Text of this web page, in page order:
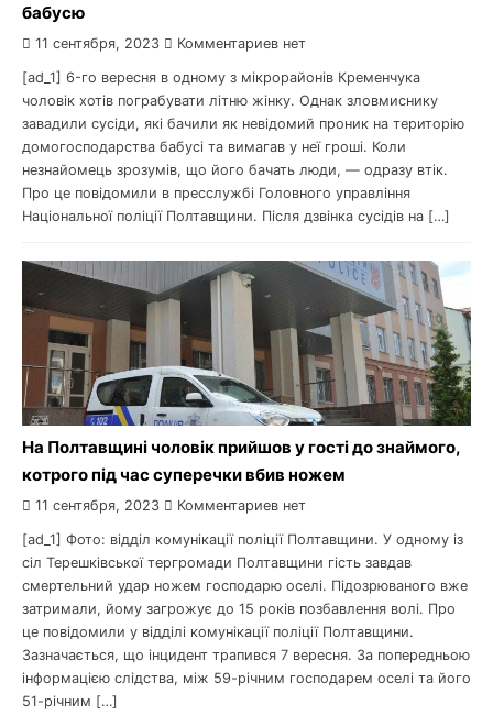
бабусю
11 сентября, 2023 Комментариев нет
[ad_1] 6-го вересня в одному з мікрорайонів Кременчука
чоловік хотів пограбувати літню жінку. Однак зловмиснику
завадили сусіди, які бачили як невідомий проник на територію
домогосподарства бабусі та вимагав у неї гроші. Коли
незнайомець зрозумів, що його бачать люди, — одразу втік.
Про це повідомили в пресслужбі Головного управління
Національної поліції Полтавщини. Після дзвінка сусідів на […]
На Полтавщині чоловік прийшов у гості до знаймого,
котрого під час суперечки вбив ножем
11 сентября, 2023 Комментариев нет
[ad_1] Фото: відділ комунікації поліції Полтавщини. У одному із
сіл Терешківської тергромади Полтавщини гість завдав
смертельний удар ножем господарю оселі. Підозрюваного вже
затримали, йому загрожує до 15 років позбавлення волі. Про
це повідомили у відділі комунікації поліції Полтавщини.
Зазначається, що інцидент трапився 7 вересня. За попередньою
інформацією слідства, між 59-річним господарем оселі та його
51-річним […]